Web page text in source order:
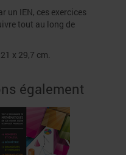
un IEN, ces exercices
tout au long de
x 29,7 cm.
également